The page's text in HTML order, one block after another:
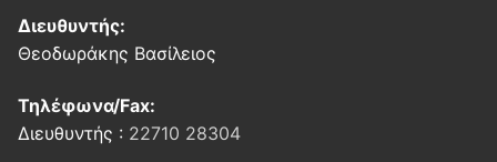
Διευθυντής:
Θεοδωράκης Βασίλειος
Τηλέφωνα/Fax:
Διευθυντής : 22710 28304